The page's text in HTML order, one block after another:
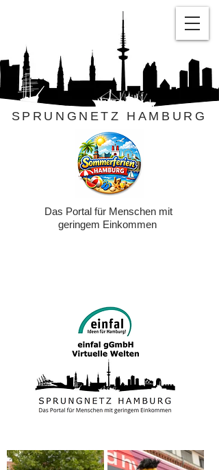
SPRUNGNETZ HAMBURG
Das Portal für Menschen mit
geringem Einkommen